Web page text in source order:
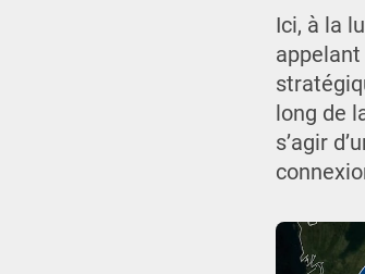
Ici, à la
long de
s’agir